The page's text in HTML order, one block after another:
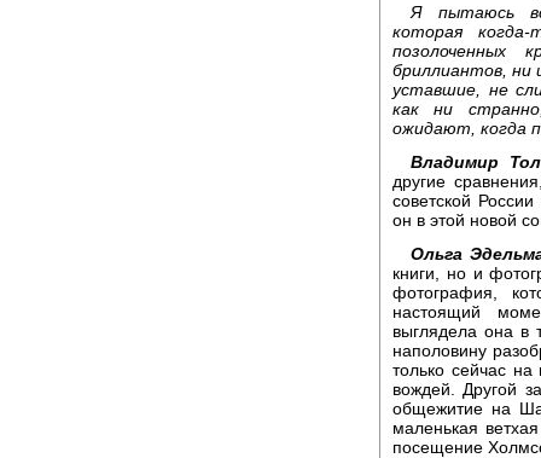
Я пытаюсь
которая
позолоченных
бриллиантов, ни
уставшие, не
как ни
ожидают, когда
Владимир
другие
советской
он в этой новой
Ольга
книги, но и
фотография,
настоящий
выглядела она в
наполовину
только сейчас
вождей. Другой
общежитие на
маленькая
посещение